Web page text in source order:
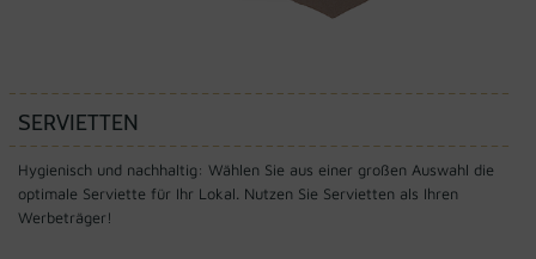
SERVIETTEN
Hygienisch und nachhaltig: Wählen Sie aus einer großen Auswahl die
optimale Serviette für Ihr Lokal. Nutzen Sie Servietten als Ihren
Werbeträger!